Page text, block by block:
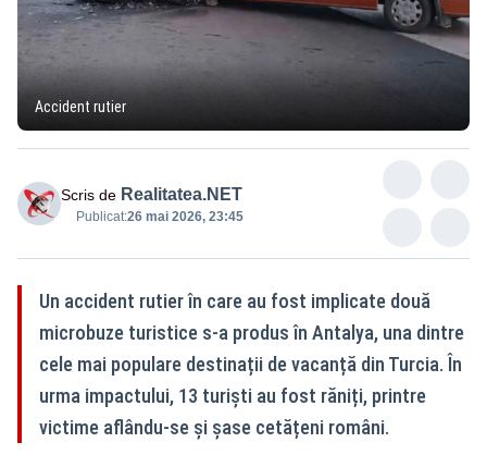
Accident rutier
Scris de Realitatea.NET
Publicat:26 mai 2026, 23:45
Un accident rutier în care au fost implicate două
microbuze turistice s-a produs în Antalya, una dintre
cele mai populare destinații de vacanță din Turcia. În
urma impactului, 13 turiști au fost răniți, printre
victime aflându-se și șase cetățeni români.